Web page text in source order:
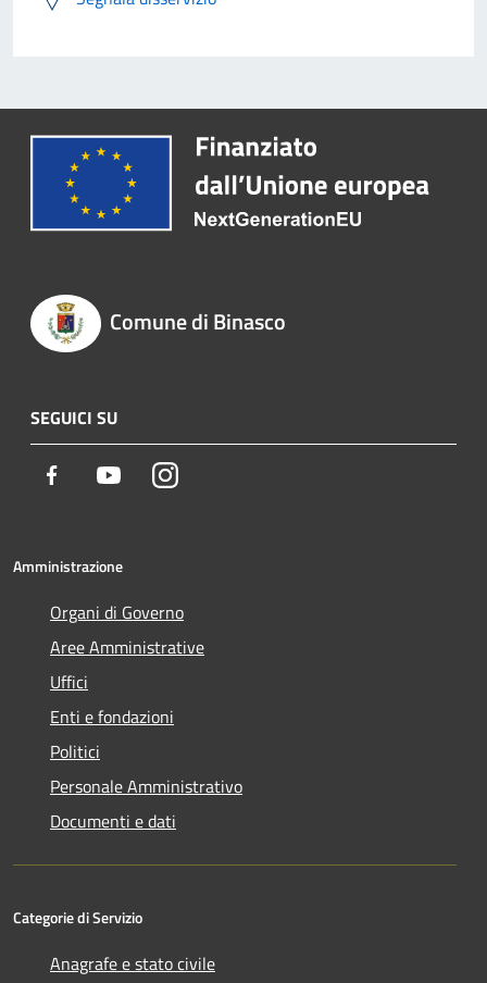
Comune di Binasco
SEGUICI SU
Facebook YoutubeInstagram
Amministrazione
Organi di Governo
Aree Amministrative
Uffici
Enti e fondazioni
Politici
Personale Amministrativo
Documenti e dati
Categorie di Servizio
Anagrafe e stato civile